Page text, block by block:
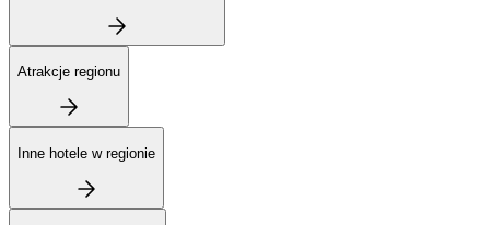
Atrakcje regionu
Inne hotele w regionie